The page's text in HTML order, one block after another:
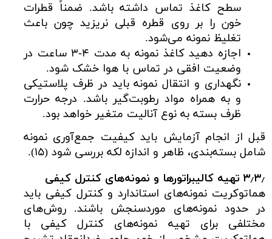
سطح کاغذ تماس داشته باشد. ضمناً قطرات
خون را بر روی قطره قبلی نریزید چون باعث
تغلیظ نمونه می‌شود.
اجازه دهید کاغذ نمونه به مدت ۴-۳ ساعت در
وضعیت افقی در تماس با هوا خشک شود.
نگهداری و انتقال نمونه باید در ظرف پلاستیکی
و به همراه مواد رطوبت‌گیر باشد. درجه حرارت
ظرف بسته به نوع آنالیت متغیر خواهد بود.
قبل از انجام آزمایش باید کیفیت جمع‌آوری نمونه
شامل بسته‌بندی، ظاهر و اندازه لکه بررسی شود (۱۵).
۳٫۳٫ تهیه کالیبراتورها و نمونه‌های کنترل کیفی
هماتوکریت نمونه‌های استاندارد و کنترل کیفی باید
در حدود نمونه‌های موردسنجش باشند. روش‌های
مختلفی برای تهیه نمونه‌های کنترل کیفی با